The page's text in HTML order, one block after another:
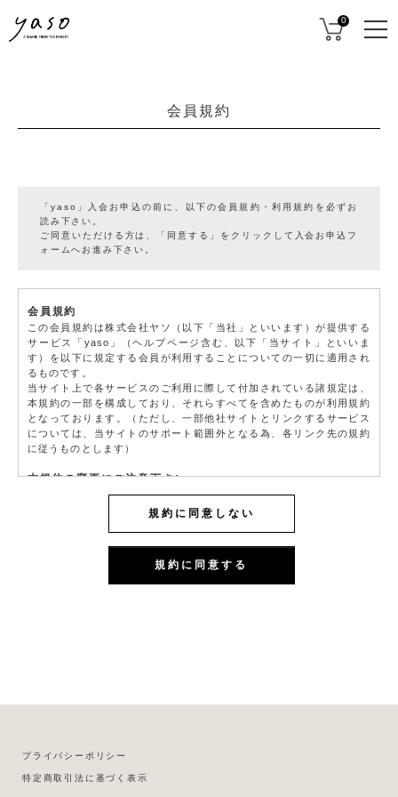
0
会員規約
「yaso」入会お申込の前に、以下の会員規約・利用規約を必ずお
読み下さい。
ご同意いただける方は、「同意する」をクリックして入会お申込フ
ォームへお進み下さい。
会員規約
この会員規約は株式会社ヤソ（以下「当社」といいます）が提供する
サービス「yaso」（ヘルプページ含む、以下「当サイト」といいま
す）を以下に規定する会員が利用することについての一切に適用され
るものです。
当サイト上で各サービスのご利用に際して付加されている諸規定は、
本規約の一部を構成しており、それらすべてを含めたものが利用規約
となっております。（ただし、一部他社サイトとリンクするサービス
については、当サイトのサポート範囲外となる為、各リンク先の規約
に従うものとします）
本規約の変更にご注意下さい
1. 当社は、会員の了承を得ることなく本規約を随時変更することがで
きるものとし、会員はこれを承諾します。
会員のみなさまへの通知
1. 本規約の変更のケース以外に当社が必要と判断した場合、当社は、
※ログインには、会員登録時に入力したメールアドレスおよびパスワ
会員のみなさまから提供された個人情報
どの大切な個人情報がネットサーバ上に登録されますが、当社はその
規約に同意しない
規約に同意する
プライバシーポリシー
特定商取引法に基づく表示